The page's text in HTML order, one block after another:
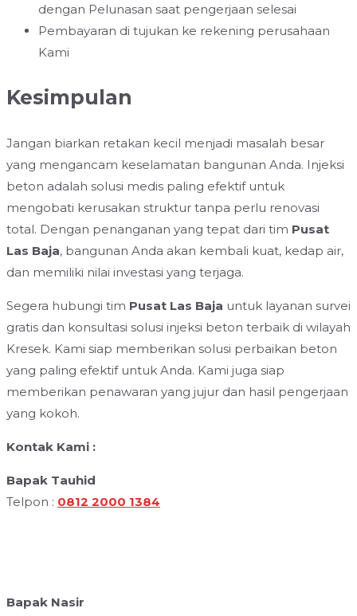
dengan Pelunasan saat pengerjaan selesai
Pembayaran di tujukan ke rekening perusahaan
Kami
Kesimpulan
Jangan biarkan retakan kecil menjadi masalah besar
yang mengancam keselamatan bangunan Anda. Injeksi
beton adalah solusi medis paling efektif untuk
mengobati kerusakan struktur tanpa perlu renovasi
total. Dengan penanganan yang tepat dari tim Pusat
Las Baja, bangunan Anda akan kembali kuat, kedap air,
dan memiliki nilai investasi yang terjaga.
Segera hubungi tim Pusat Las Baja untuk layanan survei
gratis dan konsultasi solusi injeksi beton terbaik di wilayah
Kresek. Kami siap memberikan solusi perbaikan beton
yang paling efektif untuk Anda. Kami juga siap
memberikan penawaran yang jujur dan hasil pengerjaan
yang kokoh.
Kontak Kami :
Bapak Tauhid
Telpon : 0812 2000 1384
Bapak Nasir